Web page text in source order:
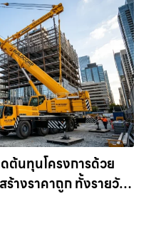
ต้นทุนโครงการด้วย
ร้างราคาถูก ทั้งรายวัน